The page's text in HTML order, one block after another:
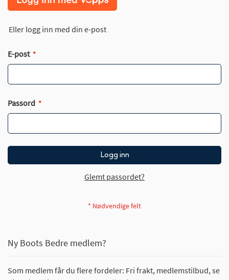
Eller logg inn med din e-post
E-post
Passord
Logg inn
Glemt passordet?
Ny Boots Bedre medlem?
Som medlem får du flere fordeler: Fri frakt, medlemstilbud, se